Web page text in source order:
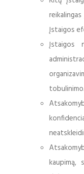
Įstaigos
Įstaigos
tobulinimo.
kaupimą,